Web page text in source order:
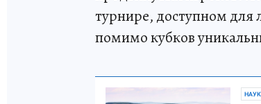
турнире, доступном для
помимо кубков